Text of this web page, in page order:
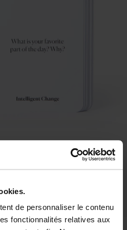
de personnaliser le contenu
fonctionnalités relatives aux